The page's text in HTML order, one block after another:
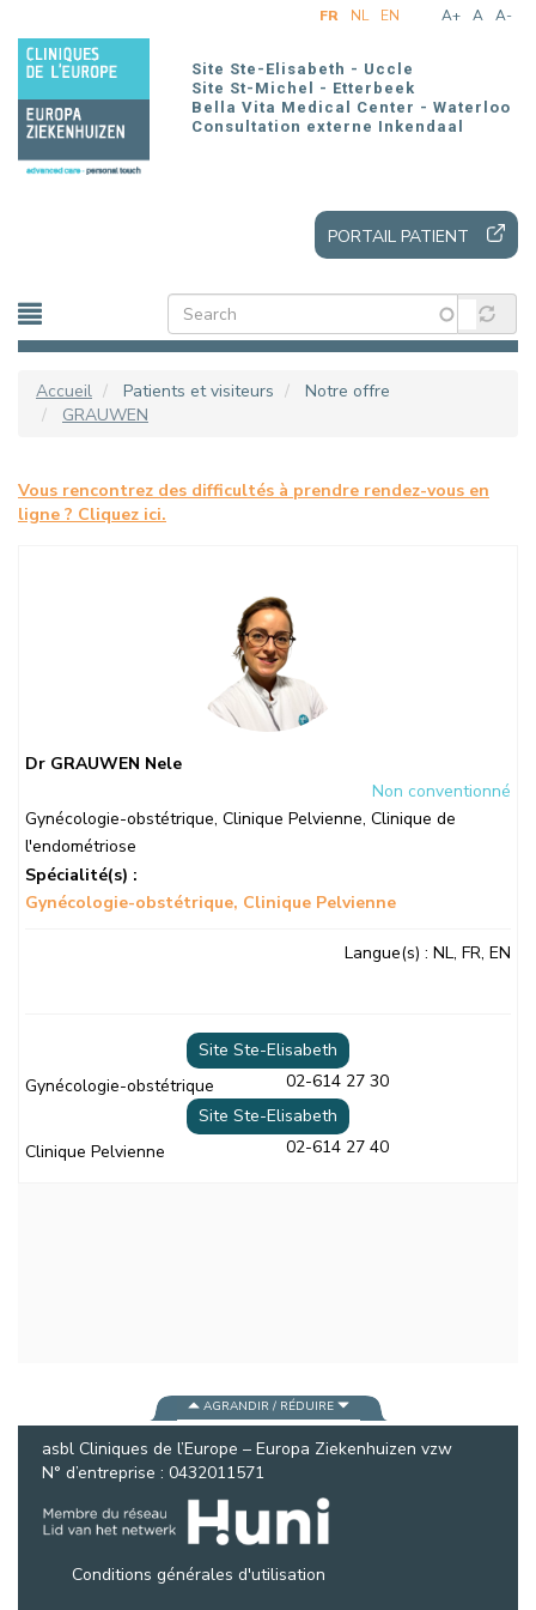
au
contenu
A+ A A-
FR NL EN
Site Ste-Elisabeth - Uccle
Site St-Michel - Etterbeek
Bella Vita Medical Center - Waterloo
Consultation externe Inkendaal
PORTAIL PATIENT
Accueil Patients et visiteurs
Notre offre
GRAUWEN
Vous rencontrez des difficultés à prendre rendez-vous en
ligne ? Cliquez ici.
Dr GRAUWEN Nele
Non conventionné
Gynécologie-obstétrique, Clinique Pelvienne, Clinique de
l'endométriose
Spécialité(s) :
Gynécologie-obstétrique Clinique Pelvienne
Langue(s) : NL, FR, EN
Site Ste-Elisabeth
Gynécologie-obstétrique
02-614 27 30
Site Ste-Elisabeth
Clinique Pelvienne
02-614 27 40
AGRANDIR / RÉDUIRE
asbl Cliniques de l’Europe – Europa Ziekenhuizen vzw
N° d’entreprise : 0432011571
Conditions générales d'utilisation